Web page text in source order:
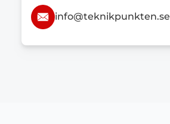
info@teknikpunkten.se